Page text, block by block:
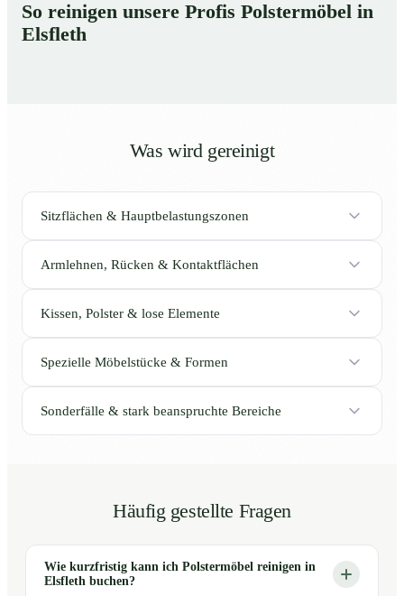
So reinigen unsere Profis Polstermöbel in
Elsfleth
Was wird gereinigt
Sitzflächen & Hauptbelastungszonen
Armlehnen, Rücken & Kontaktflächen
Kissen, Polster & lose Elemente
Spezielle Möbelstücke & Formen
Sonderfälle & stark beanspruchte Bereiche
Häufig gestellte Fragen
Wie kurzfristig kann ich Polstermöbel reinigen in
Elsfleth buchen?